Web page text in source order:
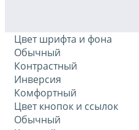
Цвет шрифта и фона
Обычный
Контрастный
Инверсия
Комфортный
Цвет кнопок и ссылок
Обычный